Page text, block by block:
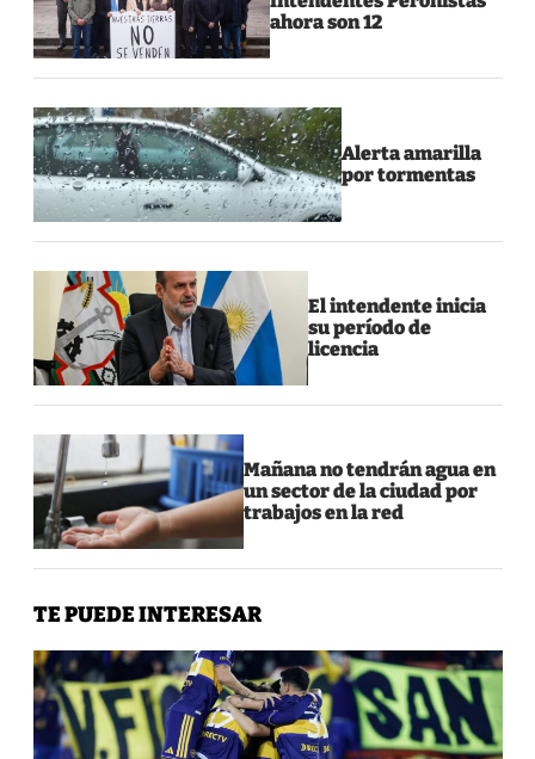
ahora son 12
Alerta amarilla
por tormentas
El intendente inicia
su período de
licencia
Mañana no tendrán agua en
un sector de la ciudad por
trabajos en la red
TE PUEDE INTERESAR